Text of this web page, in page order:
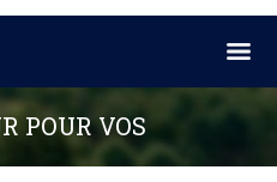
POUR VOS